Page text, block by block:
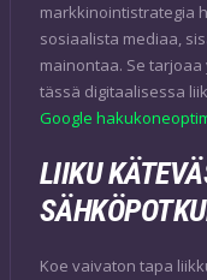
markkinointistrategia
sosiaalista mediaa,
mainontaa. Se
tässä digitaalisessa
Google
LIIKU
Koe vaivaton tapa